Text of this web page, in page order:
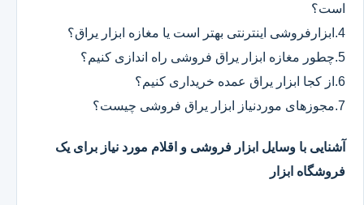
است؟
4.ابزارفروشی اینترنتی بهتر است یا مغازه ابزار یراق؟
5.چطور مغازه ابزار یراق فروشی راه اندازی کنیم؟
6.از کجا ابزار یراق عمده خریداری کنیم؟
7.مجوزهای موردنیاز ابزار یراق فروشی چیست؟
آشنایی با وسایل ابزار فروشی و اقلام مورد نیاز برای یک
فروشگاه ابزار